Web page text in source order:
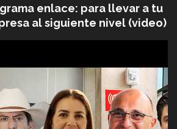
enlace: para llevar a tu
al siguiente nivel (video)